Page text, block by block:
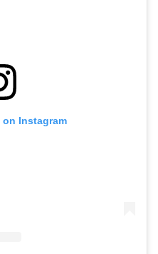
Instagram